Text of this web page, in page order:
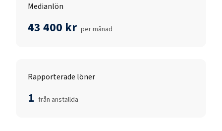
Medianlön
43 400 kr per månad
Rapporterade löner
1 från anställda